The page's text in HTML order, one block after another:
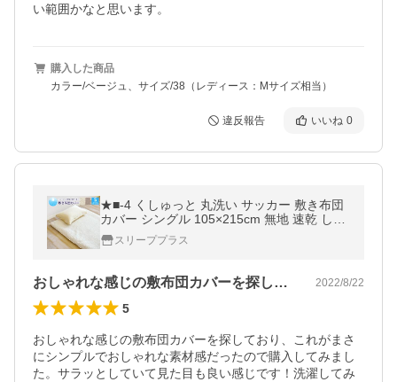
い範囲かなと思います。
購入した商品
カラー/ベージュ、サイズ/38（レディース：Mサイズ相当）
違反報告 いいね 0
★■-4 くしゅっと 丸洗い サッカー 敷き布団
カバー シングル 105×215cm 無地 速乾 しじ
ら 夏 薄手 敷布団カバー 敷きカバー
スリーププラス
おしゃれな感じの敷布団カバーを探してお… 2022/8/22
5
おしゃれな感じの敷布団カバーを探しており、これがまさ
にシンプルでおしゃれな素材感だったので購入してみまし
た。サラッとしていて見た目も良い感じです！洗濯してみ